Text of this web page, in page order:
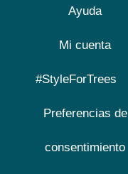
Ayuda
Mi cuenta
#StyleForTrees
Preferencias de
consentimiento